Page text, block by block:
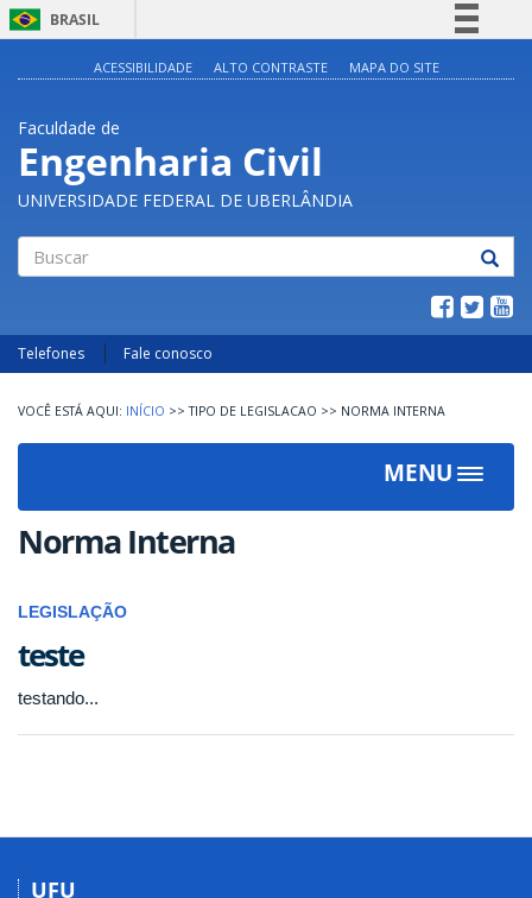
BRASIL
Legislação
Canais
ACESSIBILIDADE ALTO CONTRASTE MAPA DO SITE
Faculdade de
Engenharia Civil
UNIVERSIDADE FEDERAL DE UBERLÂNDIA
Telefones Fale conosco
INÍCIO >> TIPO DE LEGISLACAO >> NORMA INTERNA
MENU
Toggle
Norma Interna
LEGISLAÇÃO
teste
testando...
UFU